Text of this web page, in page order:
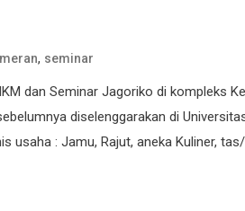
, seminar
dan Seminar Jagoriko di kompleks
diselenggarakan di
usaha : Jamu, Rajut, aneka Kuliner,